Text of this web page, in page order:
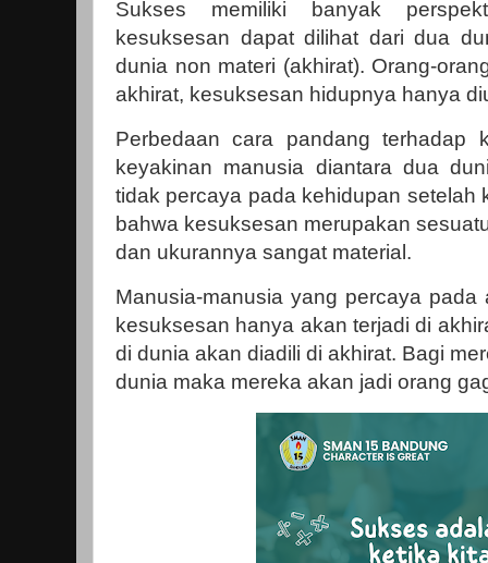
Sukses memiliki banyak
kesuksesan dapat dilihat dari dua
dunia non materi (akhirat). Orang-
akhirat, kesuksesan hidupnya hanya
Perbedaan cara pandang terhadap
keyakinan manusia diantara dua
tidak percaya pada kehidupan setelah
bahwa kesuksesan merupakan
dan ukurannya sangat material.
Manusia-manusia yang percaya pada
kesuksesan hanya akan terjadi di
di dunia akan diadili di akhirat. Bagi
dunia maka mereka akan jadi orang